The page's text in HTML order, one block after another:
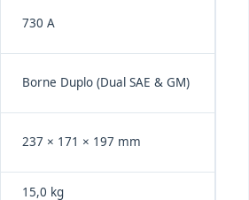
730 A
Borne Duplo (Dual SAE & GM)
237 × 171 × 197 mm
15,0 kg